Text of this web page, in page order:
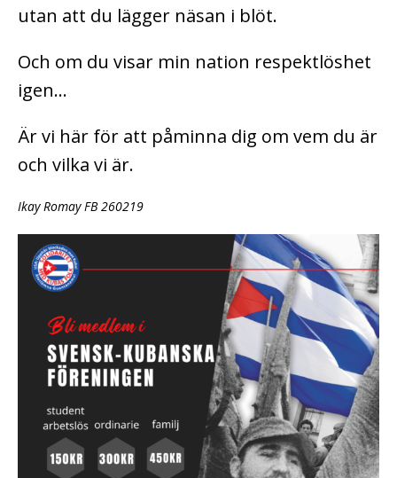
utan att du lägger näsan i blöt.
Och om du visar min nation respektlöshet
igen…
Är vi här för att påminna dig om vem du är
och vilka vi är.
Ikay Romay FB 260219